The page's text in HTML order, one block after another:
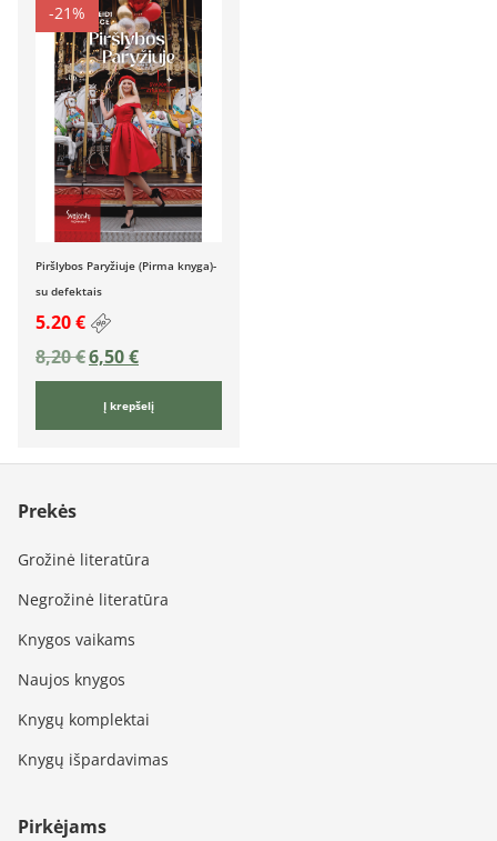
-21%
Piršlybos Paryžiuje (Pirma knyga)-
su defektais
5.20 €
8,20€6,50€
Į krepšelį
Prekės
Grožinė literatūra
Negrožinė literatūra
Knygos vaikams
Naujos knygos
Knygų komplektai
Knygų išpardavimas
Pirkėjams